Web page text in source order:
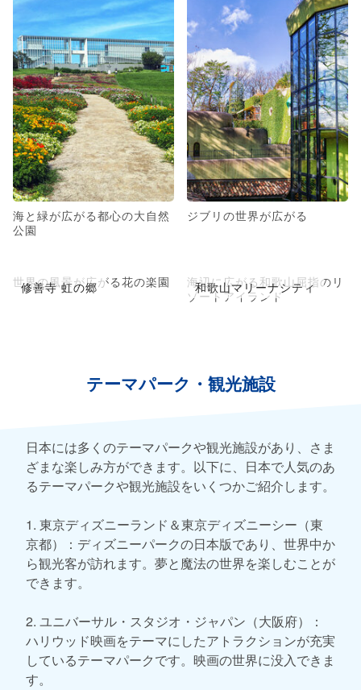
海と緑が広がる都心の大自然
公園
ジブリの世界が広がる
修善寺 虹の郷
世界の風景が広がる花の楽園 和歌山マリーナシティ
海辺に広がる和歌山屈指のリ
ゾートアイランド
テーマパーク・観光施設
日本には多くのテーマパークや観光施設があり、さま
ざまな楽しみ方ができます。以下に、日本で人気のあ
るテーマパークや観光施設をいくつかご紹介します。
1. 東京ディズニーランド＆東京ディズニーシー（東
京都）：ディズニーパークの日本版であり、世界中か
ら観光客が訪れます。夢と魔法の世界を楽しむことが
できます。
2. ユニバーサル・スタジオ・ジャパン（大阪府）：
ハリウッド映画をテーマにしたアトラクションが充実
しているテーマパークです。映画の世界に没入できま
す。